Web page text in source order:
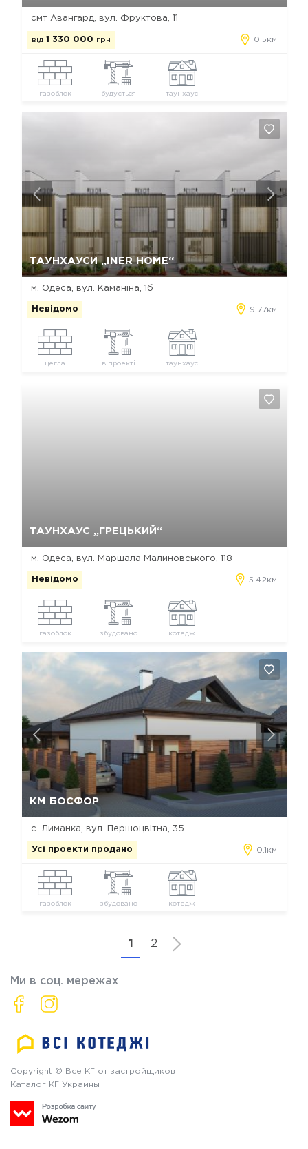
смт Авангард, вул. Фруктова, 11
від 1 330 000 грн 0.5км
газоблок будується таунхаус
ТАУНХАУСИ „INER HOME“
м. Одеса, вул. Каманіна, 1б
Невідомо 9.77км
цегла в проекті таунхаус
Так, видалити
ТАУНХАУС „ГРЕЦЬКИЙ“
м. Одеса, вул. Маршала Малиновського, 118
Невідомо 5.42км
газоблок збудовано котедж
КМ БОСФОР
с. Лиманка, вул. Першоцвітна, 35
Усі проекти продано 0.1км
газоблок збудовано котедж
Відміна
1 2
Ми в соц. мережах
Copyright © Все КГ от застройщиков
Каталог КГ Украины